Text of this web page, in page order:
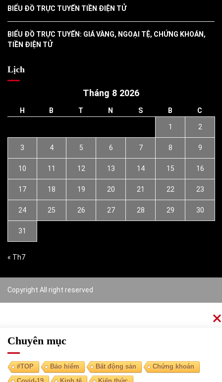
BIỂU ĐỒ TRỰC TUYẾN TIỀN ĐIỆN TỬ
BIỂU ĐỒ TRỰC TUYẾN: GIÁ VÀNG, NGOẠI TỆ, CHỨNG KHOÁN,
TIỀN ĐIỆN TỬ
Lịch
Tháng 8 2026
H B T N S B C
1 2
3 4 5 6 7 8 9
10 11 12 13 14 15 16
17 18 19 20 21 22 23
24 25 26 27 28 29 30
31
« Th7
Copyright All right reserved
Chuyên mục
#TOP Bảo hiểm Bất động sản
Chứng khoán